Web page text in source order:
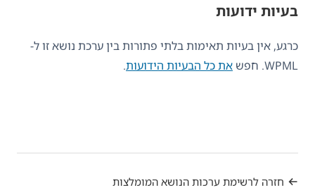
בעיות ידועות
כרגע, אין בעיות תאימות בלתי פתורות בין ערכת נושא זו ל-
WPML. חפש
את כל הבעיות הידועות.
חזרה לרשימת ערכות הנושא המומלצות